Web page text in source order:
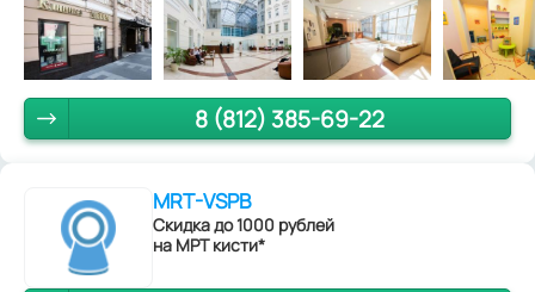
8 (812) 385-69-22
MRT-VSPB
Скидка до 1000 рублей
на МРТ кисти*